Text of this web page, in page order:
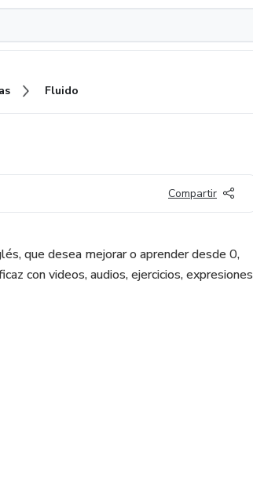
Fluido
Compartir
que desea mejorar o aprender desde 0,
con videos, audios, ejercicios, expresiones